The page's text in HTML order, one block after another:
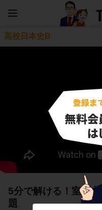
高校日本史B
5分で解ける！室町
題